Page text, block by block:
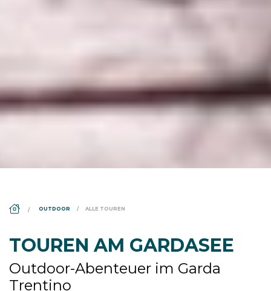
DS_BREADCRUMB.HOME
OUTDOOR ALLE TOUREN
TOUREN AM GARDASEE
Outdoor-Abenteuer im Garda
Trentino